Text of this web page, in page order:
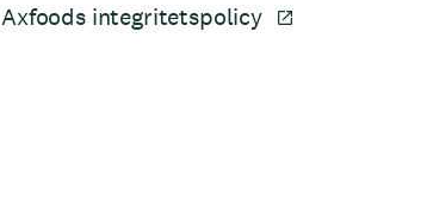
Axfoods integritetspolicy